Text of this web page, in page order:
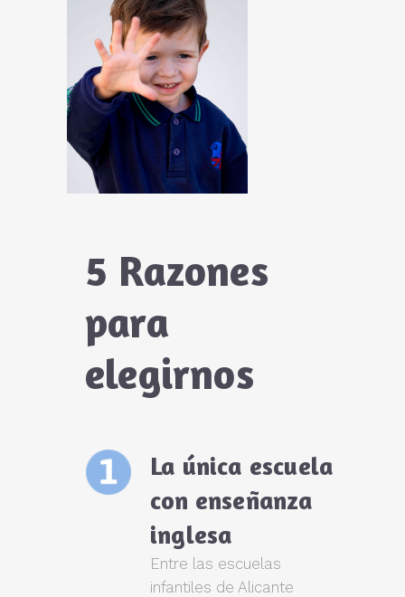
5 Razones
para
elegirnos
La única escuela
con enseñanza
inglesa
Entre las escuelas
infantiles de Alicante